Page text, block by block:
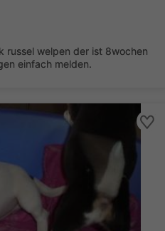
russel welpen der ist 8wochen
einfach melden.